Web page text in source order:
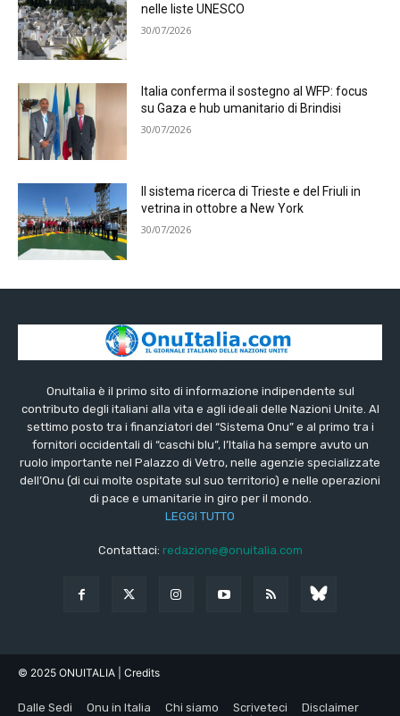
nelle liste UNESCO
30/07/2026
Italia conferma il sostegno al WFP: focus
su Gaza e hub umanitario di Brindisi
30/07/2026
Il sistema ricerca di Trieste e del Friuli in
vetrina in ottobre a New York
30/07/2026
OnuItalia è il primo sito di informazione indipendente sul
contributo degli italiani alla vita e agli ideali delle Nazioni Unite. Al
settimo posto tra i finanziatori del “Sistema Onu” e al primo tra i
fornitori occidentali di “caschi blu”, l’Italia ha sempre avuto un
ruolo importante nel Palazzo di Vetro, nelle agenzie specializzate
dell’Onu (di cui molte ospitate sul suo territorio) e nelle operazioni
di pace e umanitarie in giro per il mondo.
LEGGI TUTTO
Contattaci: redazione@onuitalia.com
© 2025 ONUITALIA | Credits
Dalle Sedi Onu in Italia Chi siamo Scriveteci
Disclaimer